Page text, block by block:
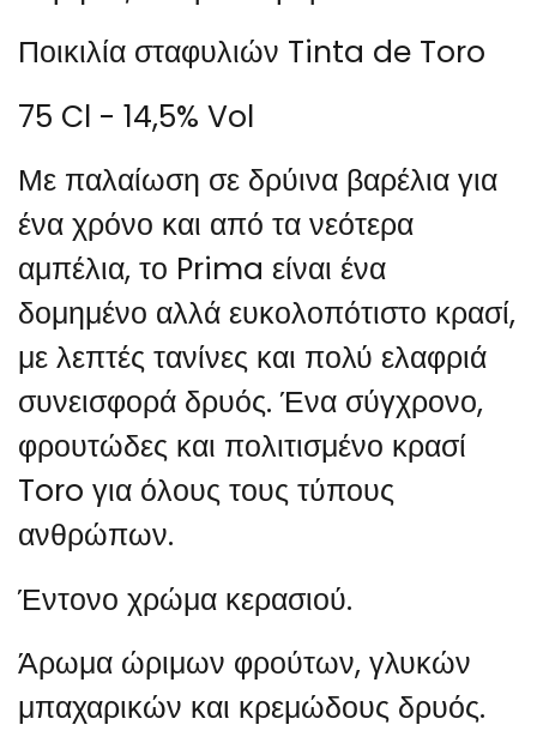
Ποικιλία σταφυλιών Tinta de Toro
75 Cl - 14,5% Vol
Με παλαίωση σε δρύινα βαρέλια για
ένα χρόνο και από τα νεότερα
αμπέλια, το Prima είναι ένα
δομημένο αλλά ευκολοπότιστο κρασί,
με λεπτές τανίνες και πολύ ελαφριά
συνεισφορά δρυός. Ένα σύγχρονο,
φρουτώδες και πολιτισμένο κρασί
Toro για όλους τους τύπους
ανθρώπων.
Έντονο χρώμα κερασιού.
Άρωμα ώριμων φρούτων, γλυκών
μπαχαρικών και κρεμώδους δρυός.